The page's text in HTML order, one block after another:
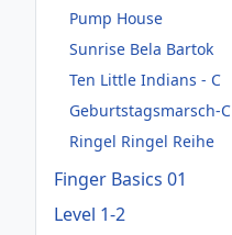
Pump House
Sunrise Bela Bartok
Ten Little Indians - C
Geburtstagsmarsch-C
Ringel Ringel Reihe
Finger Basics 01
Level 1-2